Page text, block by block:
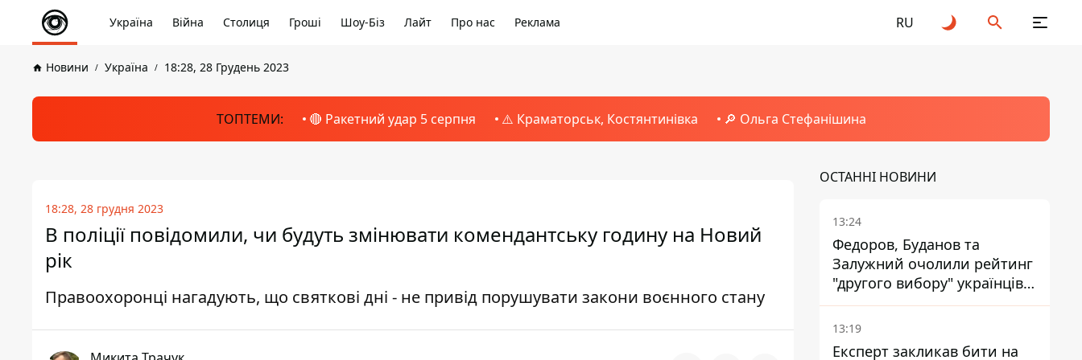
Україна Війна Столиця Гроші Шоу-Біз Лайт Про нас Реклама RU
Новини Україна 18:28, 28 Грудень 2023
ТОПТЕМИ: 🔴 Ракетний удар 5 серпня ⚠️ Краматорськ, Костянтинівка 🔎 Ольга Стефанішина
18:28, 28 грудня 2023
В поліції повідомили, чи будуть змінювати комендантську годину на Новий
рік
Правоохоронці нагадують, що святкові дні - не привід порушувати закони воєнного стану
ОСТАННІ НОВИНИ
13:24
Федоров, Буданов та
Залужний очолили рейтинг
"другого вибору" українців -
опитування показало
альтернативні симпатії
13:19
Експерт закликав бити на